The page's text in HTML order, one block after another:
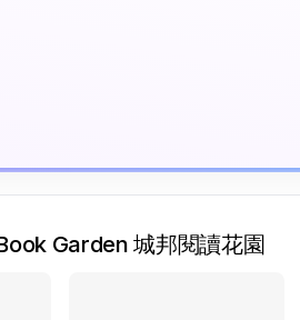
Garden 城邦閱讀花園